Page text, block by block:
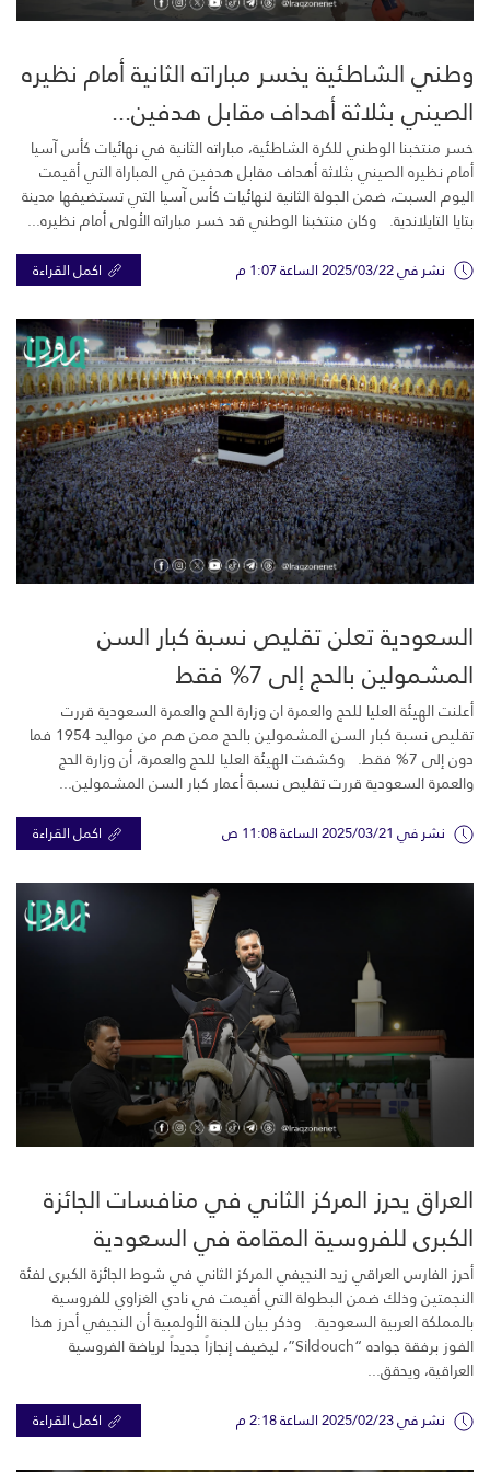
وطني الشاطئية يخسر مباراته الثانية أمام نظيره
الصيني بثلاثة أهداف مقابل هدفين...
خسر منتخبنا الوطني للكرة الشاطئية، مباراته الثانية في نهائيات كأس آسيا
أمام نظيره الصيني بثلاثة أهداف مقابل هدفين في المباراة التي أقيمت
اليوم السبت، ضمن الجولة الثانية لنهائيات كأس آسيا التي تستضيفها مدينة
بتايا التايلاندية. وكان منتخبنا الوطني قد خسر مباراته الأولى أمام نظيره...
نشر في 2025/03/22 الساعة 1:07 م اكمل القراءة
السعودية تعلن تقليص نسبة كبار السن
المشمولين بالحج إلى 7% فقط
أعلنت الهيئة العليا للحج والعمرة ان وزارة الحج والعمرة السعودية قررت
تقليص نسبة كبار السن المشمولين بالحج ممن هم من مواليد 1954 فما
دون إلى 7% فقط. وكشفت الهيئة العليا للحج والعمرة، أن وزارة الحج
والعمرة السعودية قررت تقليص نسبة أعمار كبار السن المشمولين...
نشر في 2025/03/21 الساعة 11:08 ص اكمل القراءة
العراق يحرز المركز الثاني في منافسات الجائزة
الكبرى للفروسية المقامة في السعودية
أحرز الفارس العراقي زيد النجيفي المركز الثاني في شوط الجائزة الكبرى لفئة
النجمتين وذلك ضمن البطولة التي أقيمت في نادي الغزاوي للفروسية
بالمملكة العربية السعودية. وذكر بيان للجنة الأولمبية أن النجيفي أحرز هذا
الفوز برفقة جواده “Sildouch”، ليضيف إنجازاً جديداً لرياضة الفروسية
العراقية، ويحقق...
نشر في 2025/02/23 الساعة 2:18 م اكمل القراءة